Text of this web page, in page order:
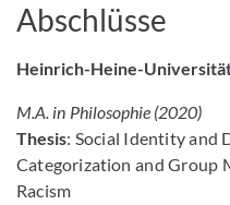
Abschlüsse
Heinrich-Heine-
M.A. in Philosophie (2020)
Thesis: Social Identity and
Categorization and Group
Racism